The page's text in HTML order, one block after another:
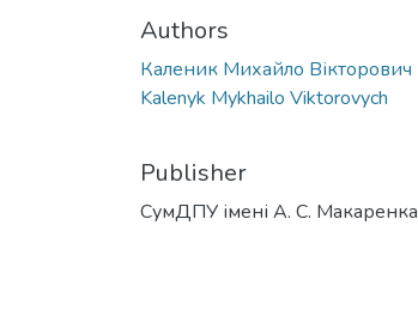
Authors
Каленик Михайло Вікторович
Kalenyk Mykhailo Viktorovych
Publisher
СумДПУ імені А. С. Макаренка